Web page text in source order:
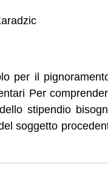
per il
Per
stipendio
soggetto